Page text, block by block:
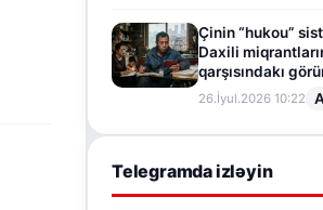
Çinin “hukou”
Daxili
qarşısındakı
sədd
26.İyul.2026 10:22
Telegramda izləyin